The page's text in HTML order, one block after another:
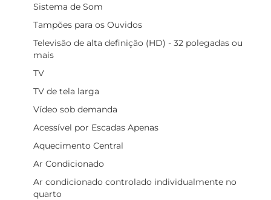
Sistema de Som
Tampões para os Ouvidos
Televisão de alta definição (HD) - 32 polegadas ou
mais
TV
TV de tela larga
Vídeo sob demanda
Acessível por Escadas Apenas
Aquecimento Central
Ar Condicionado
Ar condicionado controlado individualmente no
quarto